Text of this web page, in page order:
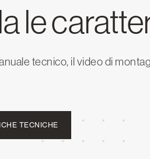
le
tecnico, il video di
TECNICHE